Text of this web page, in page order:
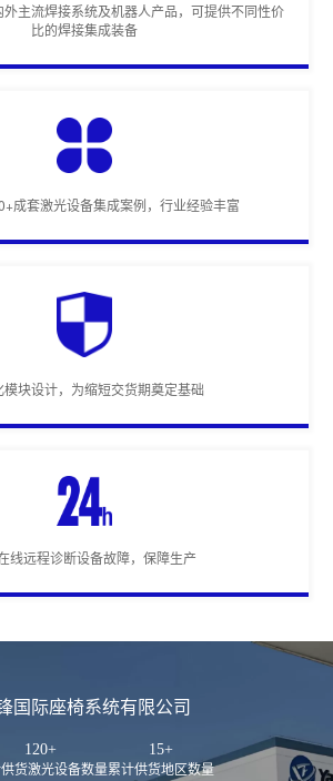
主流焊接系统及机器人产品，可提供不同性价
比的焊接集成装备
成套激光设备集成案例，行业经验丰富
模块设计，为缩短交货期奠定基础
线远程诊断设备故障，保障生产
国际座椅系统有限公司
120+
货激光设备数量
15+
累计供货地区数量